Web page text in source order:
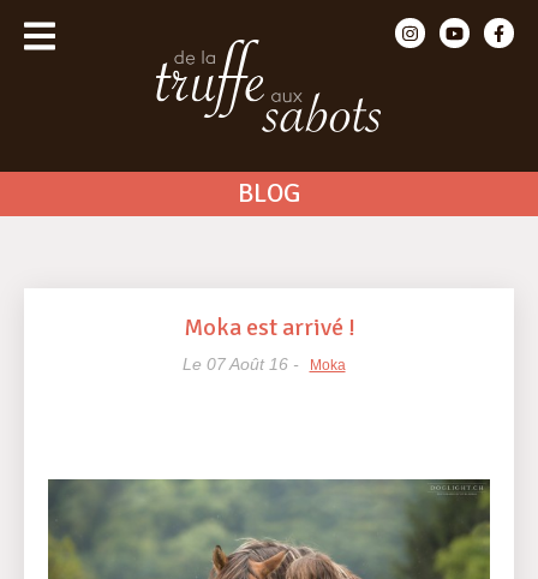
BLOG
Moka est arrivé !
Le 07 Août 16 - Moka